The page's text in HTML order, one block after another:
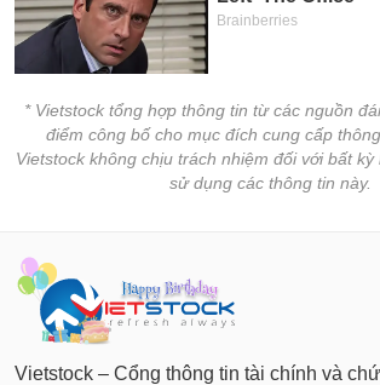
* Vietstock tổng hợp thông tin từ các nguồn
điểm công bố cho mục đích cung cấp
Vietstock không chịu trách nhiệm đối với bất
sử dụng các thông tin này.
Vietstock – Cổng thông tin tài chính và